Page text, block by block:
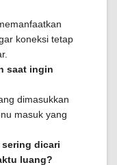
koneksi tetap
saat ingin
dimasukkan
masuk yang
sering dicari
luang?